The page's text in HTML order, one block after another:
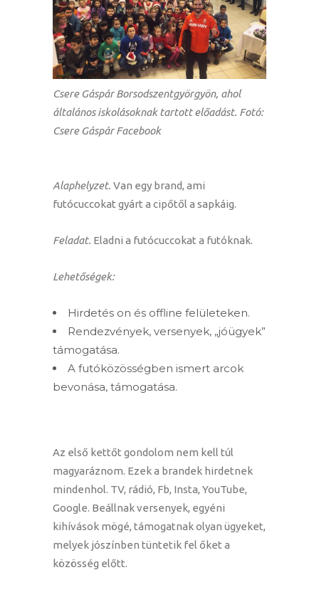
Csere Gáspár Borsodszentgyörgyön, ahol
általános iskolásoknak tartott előadást. Fotó:
Csere Gáspár Facebook
Alaphelyzet. Van egy brand, ami
futócuccokat gyárt a cipőtől a sapkáig.
Feladat. Eladni a futócuccokat a futóknak.
Lehetőségek:
Hirdetés on és offline felületeken.
Rendezvények, versenyek, „jóügyek”
támogatása.
A futóközösségben ismert arcok
bevonása, támogatása.
Az első kettőt gondolom nem kell túl
magyaráznom. Ezek a brandek hirdetnek
mindenhol. TV, rádió, Fb, Insta, YouTube,
Google. Beállnak versenyek, egyéni
kihívások mögé, támogatnak olyan ügyeket,
melyek jószínben tüntetik fel őket a
közösség előtt.